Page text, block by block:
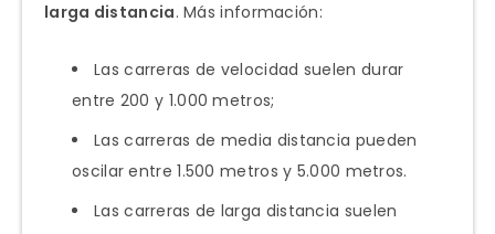
larga distancia. Más información:
Las carreras de velocidad suelen durar
entre 200 y 1.000 metros;
Las carreras de media distancia pueden
oscilar entre 1.500 metros y 5.000 metros.
Las carreras de larga distancia suelen